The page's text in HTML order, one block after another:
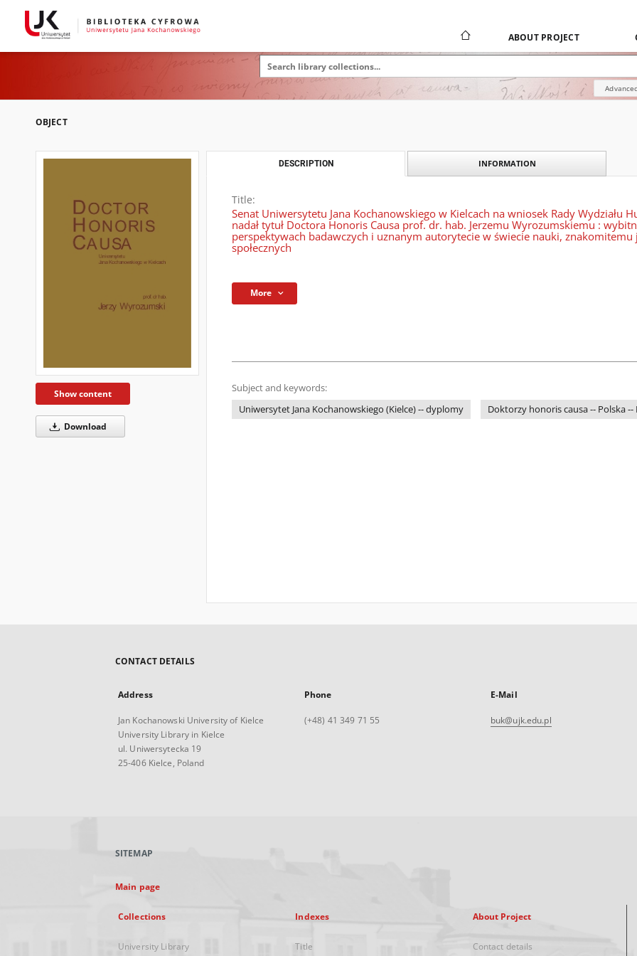
ABOUT PROJECT
OBJECT
Show content
Download
DESCRIPTION INFORMATION
Title:
Senat Uniwersytetu Jana Kochanowskiego w Kielcach na wniosek Rady Wydziału
nadał tytuł Doctora Honoris Causa prof. dr. hab. Jerzemu Wyrozumskiemu :
perspektywach badawczych i uznanym autorytecie w świecie nauki,
społecznych
More
Subject and keywords:
Uniwersytet Jana Kochanowskiego (Kielce) -- dyplomy
Doktorzy honoris causa -- Polska --
CONTACT DETAILS
Address
Jan Kochanowski University of Kielce
University Library in Kielce
ul. Uniwersytecka 19
25-406 Kielce, Poland
Phone
(+48) 41 349 71 55
E-Mail
buk@ujk.edu.pl
SITEMAP
Main page
Collections
University Library
Indexes
Title
About Project
Contact details